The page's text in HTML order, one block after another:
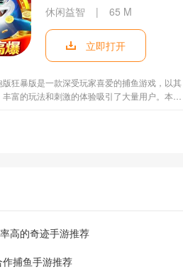
休闲益智 | 65 M
立即打开
狂暴版是一款深受玩家喜爱的捕鱼游戏，以其
富的玩法和刺激的体验吸引了大量用户。本文
高的奇迹手游推荐
捕鱼手游推荐